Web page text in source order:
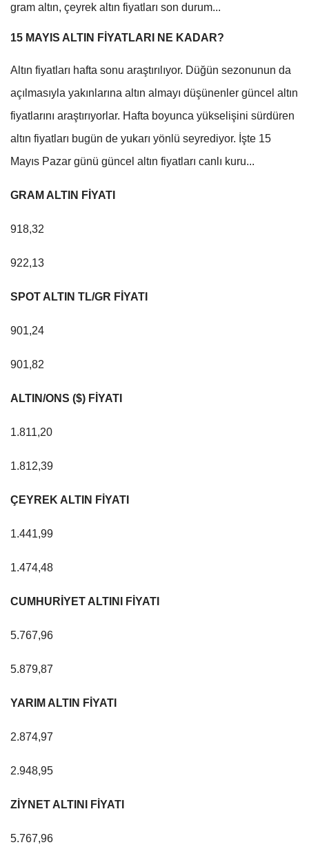
gram altın, çeyrek altın fiyatları son durum...
15 MAYIS ALTIN FİYATLARI NE KADAR?
Altın fiyatları hafta sonu araştırılıyor. Düğün sezonunun da
açılmasıyla yakınlarına altın almayı düşünenler güncel altın
fiyatlarını araştırıyorlar. Hafta boyunca yükselişini sürdüren
altın fiyatları bugün de yukarı yönlü seyrediyor. İşte 15
Mayıs Pazar günü güncel altın fiyatları canlı kuru...
GRAM ALTIN FİYATI
918,32
922,13
SPOT ALTIN TL/GR FİYATI
901,24
901,82
ALTIN/ONS ($) FİYATI
1.811,20
1.812,39
ÇEYREK ALTIN FİYATI
1.441,99
1.474,48
CUMHURİYET ALTINI FİYATI
5.767,96
5.879,87
YARIM ALTIN FİYATI
2.874,97
2.948,95
ZİYNET ALTINI FİYATI
5.767,96